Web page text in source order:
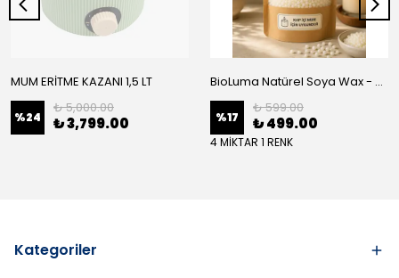
MUM ERİTME KAZANI 1,5 LT
%24
₺ 5,000.00
₺ 3,799.00
BioLuma Natürel Soya Wax - Kap İçi Mum
%17
₺ 599.00
₺ 499.00
4 MİKTAR 1 RENK
Kategoriler